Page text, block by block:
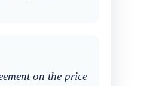
on the price